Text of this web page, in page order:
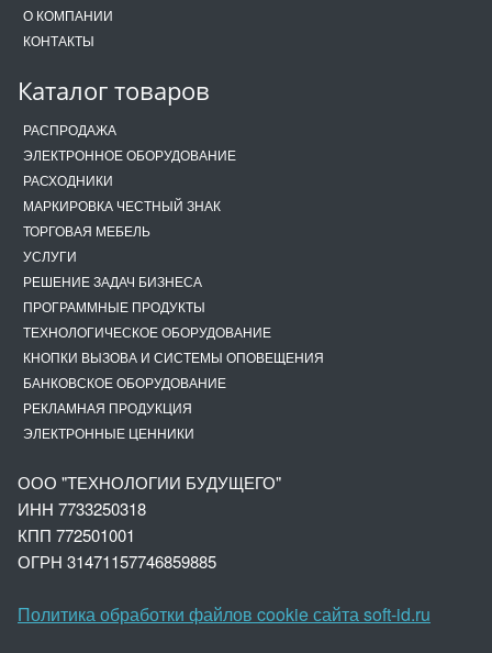
О КОМПАНИИ
КОНТАКТЫ
Каталог товаров
РАСПРОДАЖА
ЭЛЕКТРОННОЕ ОБОРУДОВАНИЕ
РАСХОДНИКИ
МАРКИРОВКА ЧЕСТНЫЙ ЗНАК
ТОРГОВАЯ МЕБЕЛЬ
УСЛУГИ
РЕШЕНИЕ ЗАДАЧ БИЗНЕСА
ПРОГРАММНЫЕ ПРОДУКТЫ
ТЕХНОЛОГИЧЕСКОЕ ОБОРУДОВАНИЕ
КНОПКИ ВЫЗОВА И СИСТЕМЫ ОПОВЕЩЕНИЯ
БАНКОВСКОЕ ОБОРУДОВАНИЕ
РЕКЛАМНАЯ ПРОДУКЦИЯ
ЭЛЕКТРОННЫЕ ЦЕННИКИ
ООО "ТЕХНОЛОГИИ БУДУЩЕГО"
ИНН 7733250318
КПП 772501001
ОГРН 31471157746859885
Политика обработки файлов cookie сайта soft-id.ru